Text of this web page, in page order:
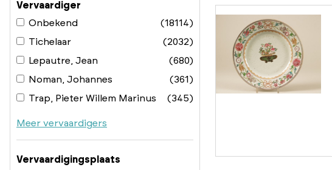
Vervaardiger
Onbekend
(18114)
Tichelaar
(2032)
Lepautre, Jean
(680)
Noman, Johannes
(361)
Trap, Pieter Willem Marinus
(345)
Meer vervaardigers
Vervaardigingsplaats